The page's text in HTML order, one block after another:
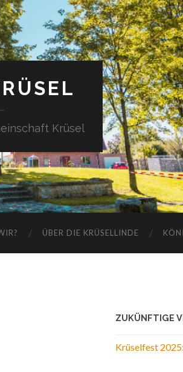
Krüsel
ÜBER DIE KRÜSELLINDE
ZUKÜNFTIGE
Krüselfest